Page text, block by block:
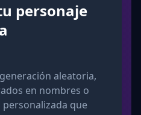
personaje
aleatoria,
en nombres o
que